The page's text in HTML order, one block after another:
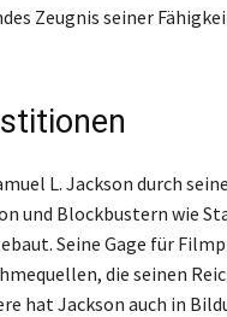
Zeugnis seiner
L. Jackson durch
und Blockbustern wie
Seine Gage für
die seinen
hat Jackson auch in